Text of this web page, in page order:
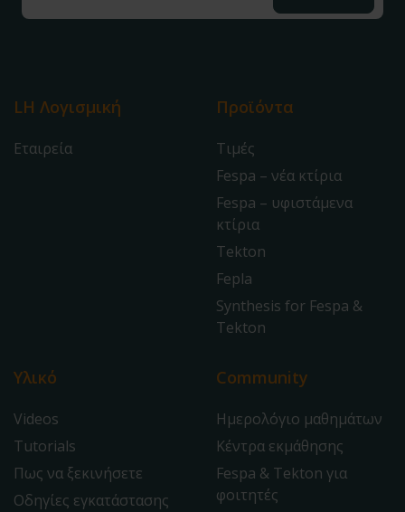
LH Λογισμική
Εταιρεία
Προϊόντα
Τιμές
Fespa – νέα κτίρια
Fespa – υφιστάμενα
κτίρια
Tekton
Fepla
Synthesis for Fespa &
Tekton
Υλικό
Videos
Tutorials
Πως να ξεκινήσετε
Οδηγίες εγκατάστασης
Community
Ημερολόγιο μαθημάτων
Κέντρα εκμάθησης
Fespa & Tekton για
φοιτητές